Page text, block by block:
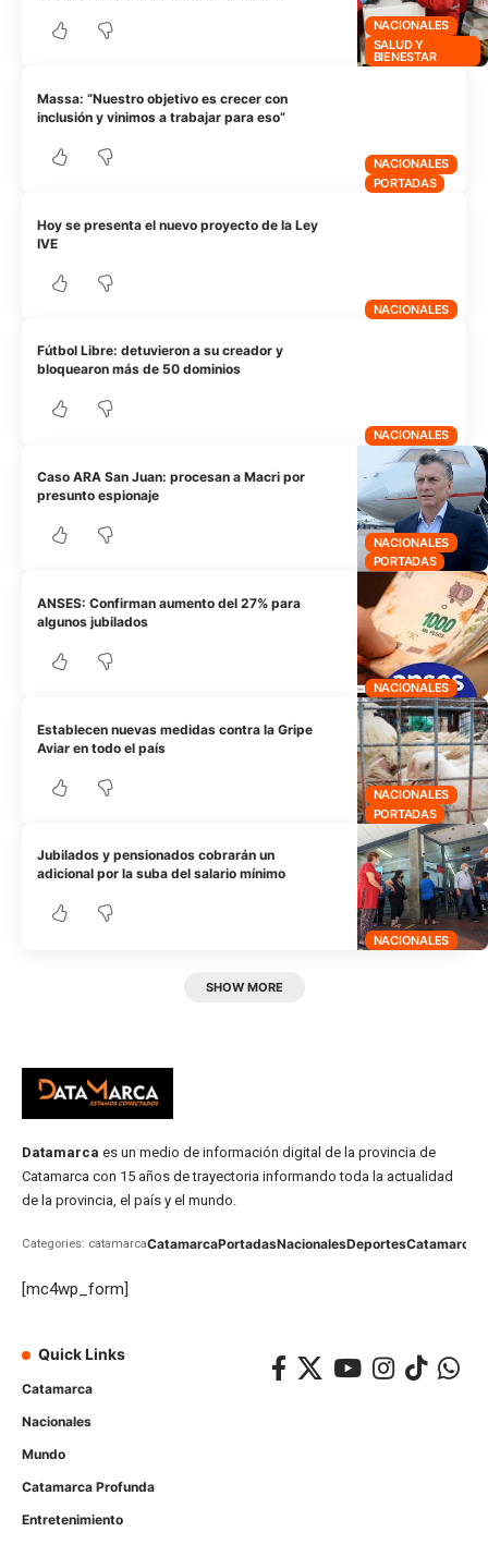
NACIONALES
SALUD Y
BIENESTAR
NACIONALES
PORTADAS
Massa: “Nuestro objetivo es crecer con
inclusión y vinimos a trabajar para eso”
NACIONALES
Hoy se presenta el nuevo proyecto de la Ley
IVE
NACIONALES
Fútbol Libre: detuvieron a su creador y
bloquearon más de 50 dominios
NACIONALES
PORTADAS
Caso ARA San Juan: procesan a Macri por
presunto espionaje
NACIONALES
ANSES: Confirman aumento del 27% para
algunos jubilados
NACIONALES
PORTADAS
Establecen nuevas medidas contra la Gripe
Aviar en todo el país
NACIONALES
Jubilados y pensionados cobrarán un
adicional por la suba del salario mínimo
SHOW MORE
Datamarca es un medio de información digital de la provincia de
Catamarca con 15 años de trayectoria informando toda la actualidad
de la provincia, el país y el mundo.
Categories: catamarcaCatamarcaPortadasNacionalesDeportesCatamarca
[mc4wp_form]
Quick Links
Catamarca
Nacionales
Mundo
Catamarca Profunda
Entretenimiento